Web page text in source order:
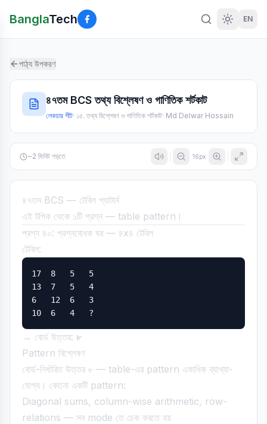
BanglaTech EN
পাঠ্য উপকরণ
৪৭তম BCS তথ্য বিশ্লেষণ ও গাণিতিক শর্টকাট
লেকচার শীট· ১৫. তথ্য বিশ্লেষণ ও গাণিতিক শর্টকাট· Md Delwar Hossain
~2 মিনিট পড়তে 16px
৪৭তম BCS — টেবিল প্যাটার্ন
এই টপিক থেকে ১টি প্রশ্ন — table pattern।
প্রশ্ন ৪০: প্রশ্নবোধক ঘর — ৪x৪ টেবিল
টেবিল:
17  8   5   5
13  7   5   4
6   12  6   3
→ বোর্ড উত্তর: ৮
Pattern বিশ্লেষণ
বোর্ড-নির্ধারিত উত্তর ৮ — table-এর pattern একাধিক ব্যাখ্যা-
যোগ্য। কোনো একটি pattern:
Diagonal sums, column-wise arithmetic, row-
relations — সব mode তে চেক করতে হয়